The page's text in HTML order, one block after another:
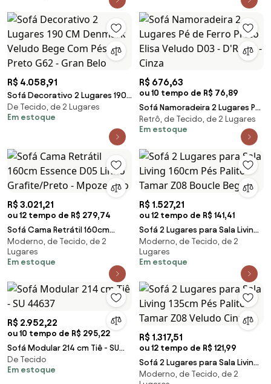
R$ 4.058,91
Sofá Decorativo 2 Lugares 190
CM Denmark Veludo Bege Com
Pés Preto G62 - Gran Belo
De Tecido, de 2 Lugares
Em estoque
R$ 676,63
ou 10 tempo de R$ 76,89
Sofá Namoradeira 2 Lugares Pé
de Ferro Preto Elisa Veludo D03
- D'Rossi - Cinza
Retrô, de Tecido, de 2 Lugares
Em estoque
R$ 3.021,21
ou 12 tempo de R$ 279,74
Sofá Cama Retrátil 160cm
Essence D05 Linho
Grafite/Preto - Mpozenato
Moderno, de Tecido, de 2
Lugares
Em estoque
R$ 1.527,21
ou 12 tempo de R$ 141,41
Sofá 2 Lugares para Sala Living
160cm Pés Palito Tamar Z08
Boucle Bege
Moderno, de Tecido, de 2
Lugares
Em estoque
R$ 2.952,22
ou 10 tempo de R$ 295,22
Sofá Modular 214 cm Tiê - SU
44637
De Tecido
Em estoque
R$ 1.317,51
ou 12 tempo de R$ 121,99
Sofá 2 Lugares para Sala Living
135cm Pés Palito Tamar Z08
Moderno, de Tecido, de 2